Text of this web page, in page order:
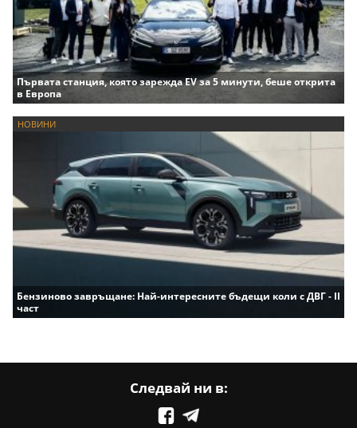
Първата станция, която зарежда EV за 5 минути, беше открита
в Европа
НОВИНИ
Бензиново завръщане: Най-интересните бъдещи коли с ДВГ - II
част
Следвай ни в: